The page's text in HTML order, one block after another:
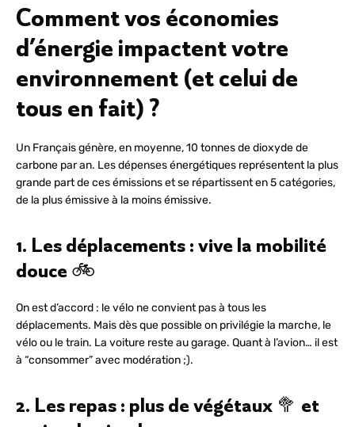
Comment vos économies
d’énergie impactent votre
environnement (et celui de
tous en fait) ?
Un Français génère, en moyenne, 10 tonnes de dioxyde de
carbone par an. Les dépenses énergétiques représentent la plus
grande part de ces émissions et se répartissent en 5 catégories,
de la plus émissive à la moins émissive.
1. Les déplacements : vive la mobilité
douce 🚲
On est d’accord : le vélo ne convient pas à tous les
déplacements. Mais dès que possible on privilégie la marche, le
vélo ou le train. La voiture reste au garage. Quant à l’avion… il est
à “consommer” avec modération ;).
2. Les repas : plus de végétaux 🥦 et